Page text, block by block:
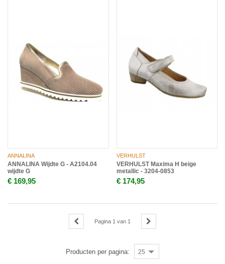
ANNALINA
ANNALINA Wijdte G - A2104.04
wijdte G
€ 169,95
VERHULST
VERHULST Maxima H beige
metallic - 3204-0853
€ 174,95
Producten per pagina: 25
Pagina 1 van 1